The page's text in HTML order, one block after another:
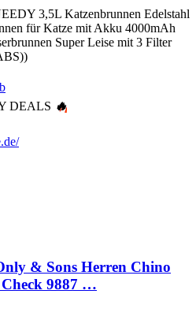
3,5L Katzenbrunnen Edelstahl
für Katze mit Akku 4000mAh
Super Leise mit 3 Filter
DEALS 🔥
& Sons Herren Chino
9887 …